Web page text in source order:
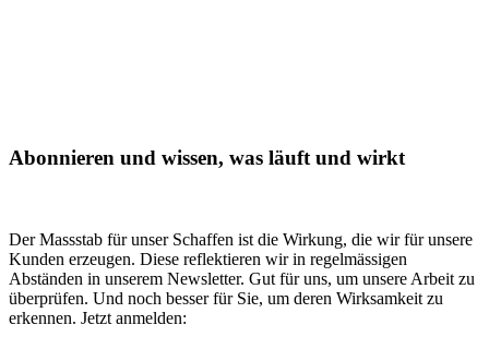
Abonnieren und wissen, was läuft und wirkt
Der Massstab für unser Schaffen ist die Wirkung, die wir für unsere
Kunden erzeugen. Diese reflektieren wir in regelmässigen
Abständen in unserem Newsletter. Gut für uns, um unsere Arbeit zu
überprüfen. Und noch besser für Sie, um deren Wirksamkeit zu
erkennen. Jetzt anmelden: